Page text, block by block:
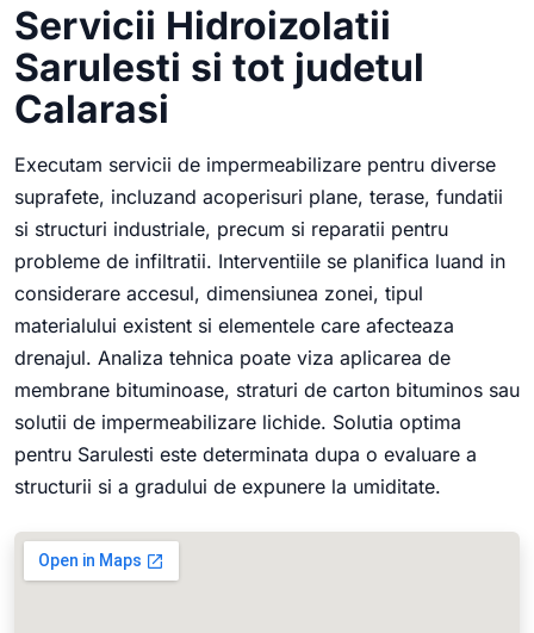
Servicii Hidroizolatii
Sarulesti si tot judetul
Calarasi
Executam servicii de impermeabilizare pentru diverse
suprafete, incluzand acoperisuri plane, terase, fundatii
si structuri industriale, precum si reparatii pentru
probleme de infiltratii. Interventiile se planifica luand in
considerare accesul, dimensiunea zonei, tipul
materialului existent si elementele care afecteaza
drenajul. Analiza tehnica poate viza aplicarea de
membrane bituminoase, straturi de carton bituminos sau
solutii de impermeabilizare lichide. Solutia optima
pentru Sarulesti este determinata dupa o evaluare a
structurii si a gradului de expunere la umiditate.